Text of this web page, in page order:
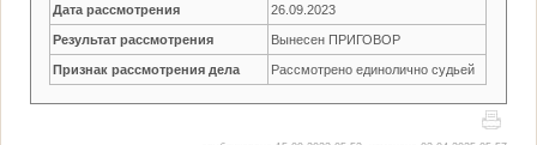
Дата рассмотрения 26.09.2023
Результат рассмотрения Вынесен ПРИГОВОР
Признак рассмотрения дела Рассмотрено единолично судьей